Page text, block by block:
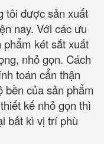
tôi được sản xuất
nay. Với các ưu
két sắt xuất
nhỏ gọn. Cách
toán cẩn thận
của sản phẩm
kế nhỏ gọn thì
bất kì vị trí phù